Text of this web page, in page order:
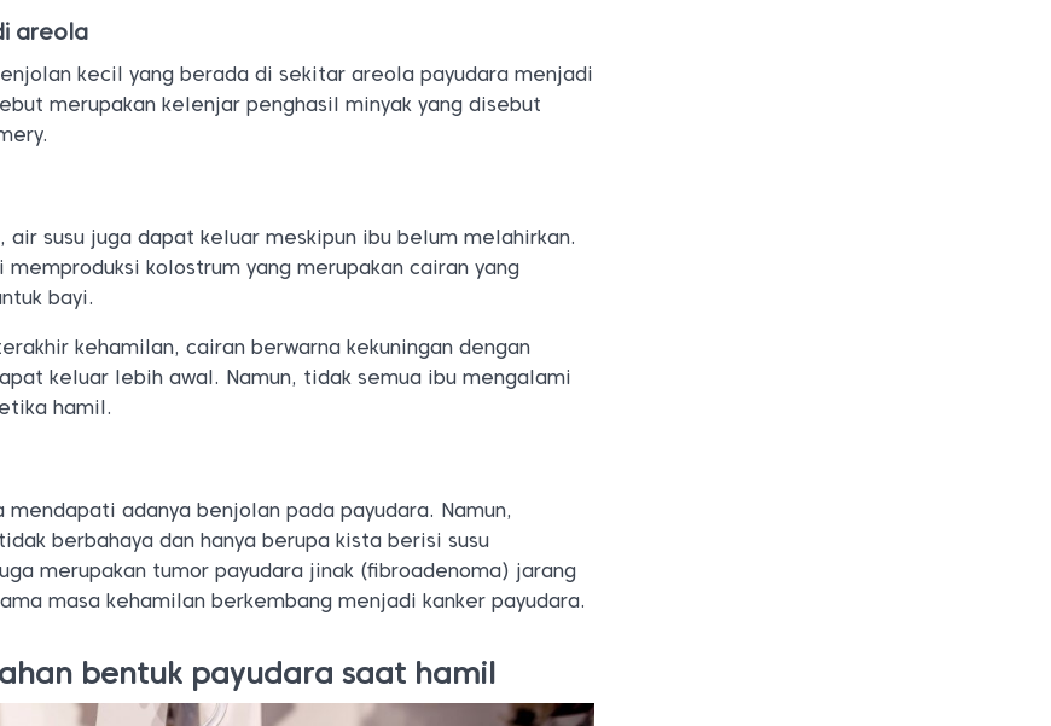
areola
kecil yang berada di sekitar areola payudara menjadi
merupakan kelenjar penghasil minyak yang disebut
air susu juga dapat keluar meskipun ibu belum melahirkan.
memproduksi kolostrum yang merupakan cairan yang
bayi.
kehamilan, cairan berwarna kekuningan dengan
keluar lebih awal. Namun, tidak semua ibu mengalami
hamil.
mendapati adanya benjolan pada payudara. Namun,
berbahaya dan hanya berupa kista berisi susu
merupakan tumor payudara jinak (fibroadenoma) jarang
masa kehamilan berkembang menjadi kanker payudara.
bentuk payudara saat hamil